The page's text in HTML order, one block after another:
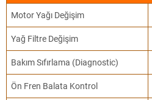
Motor Yağı Değişim
Yağ Filtre Değişim
Bakım Sıfırlama (Diagnostic)
Ön Fren Balata Kontrol